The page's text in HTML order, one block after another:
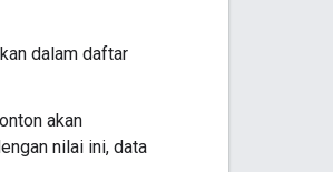
dalam daftar
akan
nilai ini, data